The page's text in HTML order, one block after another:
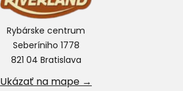
Rybárske centrum
Seberíniho 1778
821 04 Bratislava
Ukázať na mape →